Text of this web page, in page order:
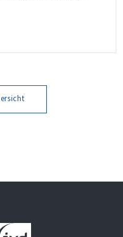
bei 35 Jahren